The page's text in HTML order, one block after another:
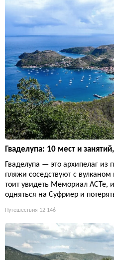
Гваделупа: 10 мест и
Гваделупа — это архипелаг из
пляжи соседствуют с
тоит увидеть Мемориал ACTe,
одняться на Суфриер и
Путешествия 12 146